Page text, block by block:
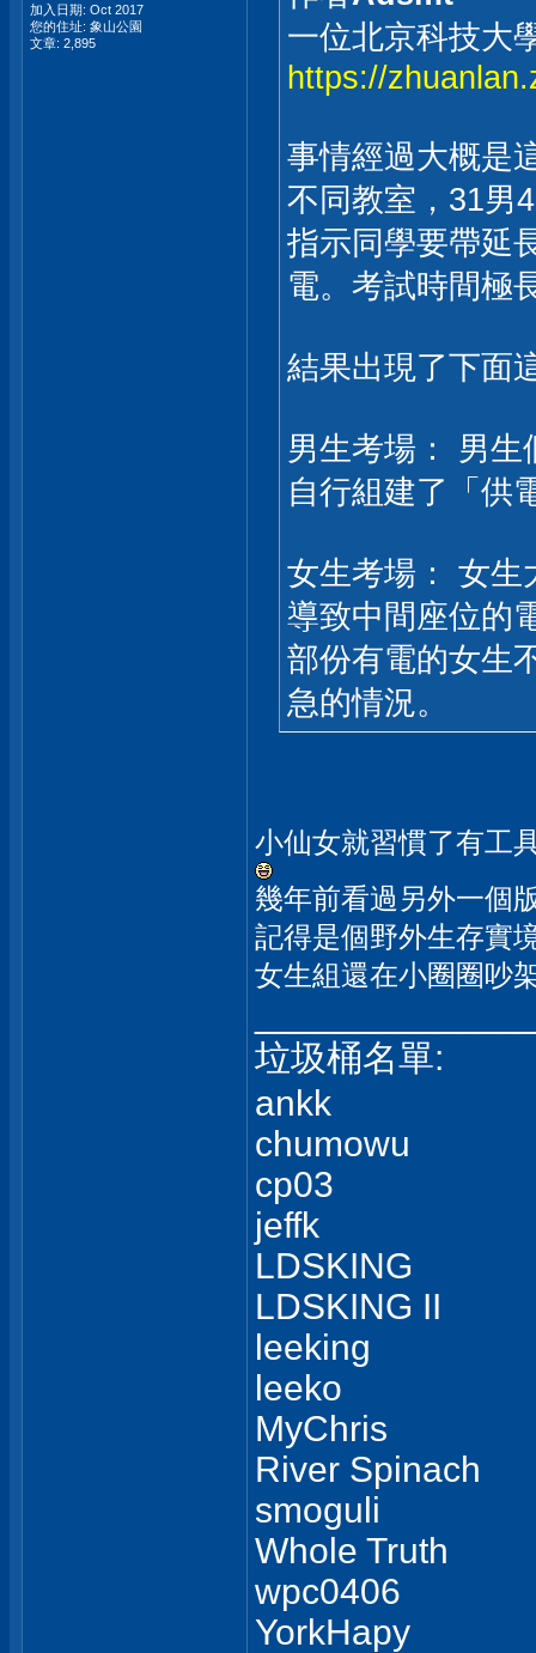
加入日期: Oct 2017
您的住址: 象山公園
文章: 2,895
一位北京科技大
https://
事情經過大概是
不同教室，31男
指示同學要帶延
電。考試時間極
結果出現了下面
男生考場： 男
自行組建了「供
女生考場： 女生
導致中間座位的
部份有電的女生
急的情況。
小仙女就習慣了有工
幾年前看過另外一個
記得是個野外生存實
女生組還在小圈圈吵
垃圾桶名單:
ankk
chumowu
cp03
jeffk
LDSKING
LDSKING II
leeking
leeko
MyChris
River Spinach
smoguli
Whole Truth
wpc0406
YorkHapy